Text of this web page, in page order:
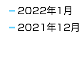
2022年1月
2021年12月